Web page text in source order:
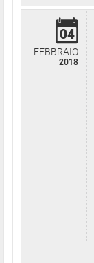
04
FEBBRAIO
2018